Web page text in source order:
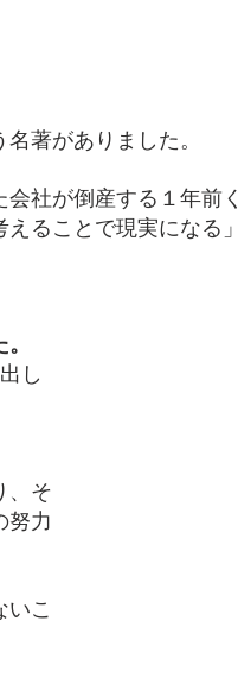
著がありました。
社が倒産する１年前
ることで現実になる
し
、そ
努力
いこ